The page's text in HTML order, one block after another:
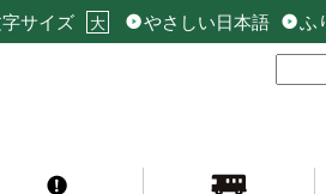
サイズ 大 やさしい日本語 ふ